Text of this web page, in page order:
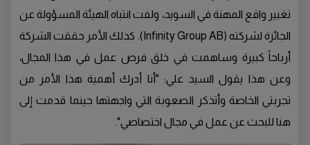
تغيير واقع المهنة في السويد، ولفت انتباه الهيئة المسؤولة عن
الجائزة لشركته (Infinity Group AB). كذلك الأمر حققت الشركة
أرباحاً كبيرة وساهمت في خلق فرص عمل في هذا المجال،
وعن هذا يقول السيد علي: "أنا أدرك أهمية هذا الأمر من
تجربتي الخاصة وأتذكر الصعوبة التي واجهتها حينما قدمت إلى
هنا للبحث عن عمل في مجال اختصاصي".